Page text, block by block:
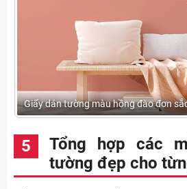
Giấy dán tường màu hồng đào đơn
Tổng hợp các
tường đẹp cho